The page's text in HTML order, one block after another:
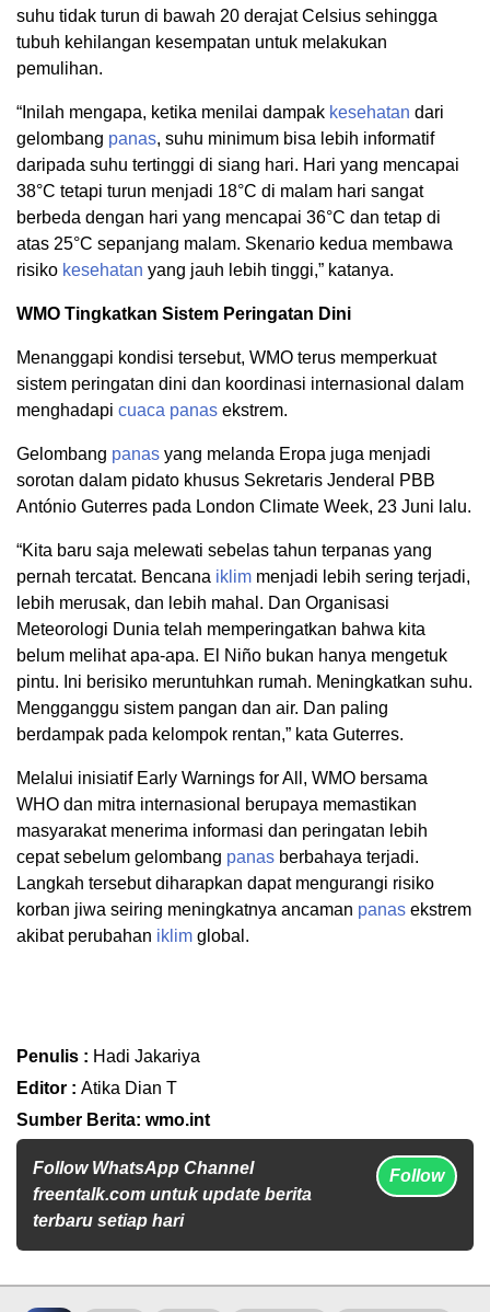
suhu tidak turun di bawah 20 derajat Celsius sehingga
tubuh kehilangan kesempatan untuk melakukan
pemulihan.
“Inilah mengapa, ketika menilai dampak kesehatan dari
gelombang panas, suhu minimum bisa lebih informatif
daripada suhu tertinggi di siang hari. Hari yang mencapai
38°C tetapi turun menjadi 18°C ​​di malam hari sangat
berbeda dengan hari yang mencapai 36°C dan tetap di
atas 25°C sepanjang malam. Skenario kedua membawa
risiko kesehatan yang jauh lebih tinggi,” katanya.
WMO Tingkatkan Sistem Peringatan Dini
Menanggapi kondisi tersebut, WMO terus memperkuat
sistem peringatan dini dan koordinasi internasional dalam
menghadapi cuaca panas ekstrem.
Gelombang panas yang melanda Eropa juga menjadi
sorotan dalam pidato khusus Sekretaris Jenderal PBB
António Guterres pada London Climate Week, 23 Juni lalu.
“Kita baru saja melewati sebelas tahun terpanas yang
pernah tercatat. Bencana iklim menjadi lebih sering terjadi,
lebih merusak, dan lebih mahal. Dan Organisasi
Meteorologi Dunia telah memperingatkan bahwa kita
belum melihat apa-apa. El Niño bukan hanya mengetuk
pintu. Ini berisiko meruntuhkan rumah. Meningkatkan suhu.
Mengganggu sistem pangan dan air. Dan paling
berdampak pada kelompok rentan,” kata Guterres.
Melalui inisiatif Early Warnings for All, WMO bersama
WHO dan mitra internasional berupaya memastikan
masyarakat menerima informasi dan peringatan lebih
cepat sebelum gelombang panas berbahaya terjadi.
Langkah tersebut diharapkan dapat mengurangi risiko
korban jiwa seiring meningkatnya ancaman panas ekstrem
akibat perubahan iklim global.
Penulis : Hadi Jakariya
Editor : Atika Dian T
Sumber Berita: wmo.int
Follow WhatsApp Channel
freentalk.com untuk update berita
terbaru setiap hari
Follow